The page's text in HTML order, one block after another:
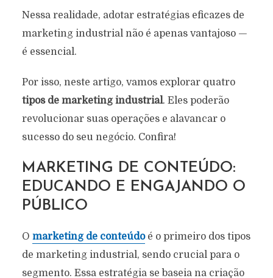
Nessa realidade, adotar estratégias eficazes de
marketing industrial não é apenas vantajoso —
é essencial.
Por isso, neste artigo, vamos explorar quatro
tipos de marketing industrial. Eles poderão
revolucionar suas operações e alavancar o
sucesso do seu negócio. Confira!
MARKETING DE CONTEÚDO:
EDUCANDO E ENGAJANDO O
PÚBLICO
O marketing de conteúdoé o primeiro dos tipos
de marketing industrial, sendo crucial para o
segmento. Essa estratégia se baseia na criação